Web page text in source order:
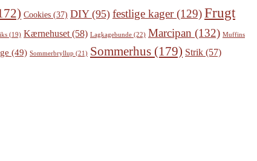
Cookies (37) DIY(95) festlige kager(129)Frugt
(19) Kærnehuset (58) Lagkagebunde (22) Marcipan (132) Muffins
(49) Sommerbryllup (21) Sommerhus (179) Strik (57)